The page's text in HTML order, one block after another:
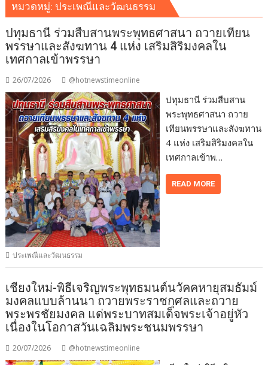
หมวดหมู่: ประเพณีและวัฒนธรรม
ปทุมธานี ร่วมสืบสานพระพุทธศาสนา ถวายเทียน
พรรษาและสังฆทาน 4 แห่ง เสริมสิริมงคลใน
เทศกาลเข้าพรรษา
26/07/2026 @hotnewstimeonline
ปทุมธานี ร่วมสืบสาน
พระพุทธศาสนา ถวาย
เทียนพรรษาและสังฆทาน
4 แห่ง เสริมสิริมงคลใน
เทศกาลเข้าพ…
READ MORE
ประเพณีและวัฒนธรรม
เชียงใหม่-พิธีเจริญพระพุทธมนต์นวัคคหายุสมธัมม์
มงคลแบบล้านนา ถวายพระราชกุศลและถวาย
พระพรชัยมงคล แด่พระบาทสมเด็จพระเจ้าอยู่หัว
เนื่องในโอกาสวันเฉลิมพระชนมพรรษา
20/07/2026 @hotnewstimeonline